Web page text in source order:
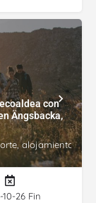
con
Ängsbacka,
alojamiento,
10-26 Fin